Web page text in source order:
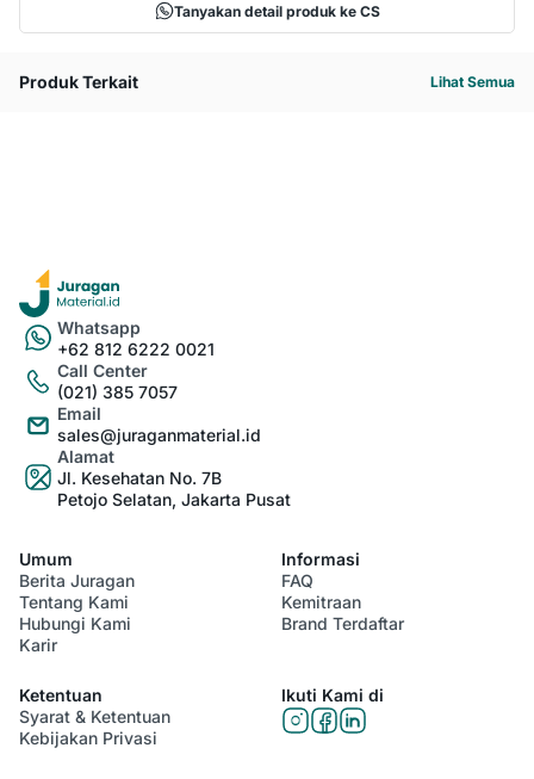
Tanyakan detail produk ke CS
Produk Terkait Lihat Semua
Whatsapp
+62 812 6222 0021
Call Center
(021) 385 7057
Email
sales@juraganmaterial.id
Alamat
Jl. Kesehatan No. 7B
Petojo Selatan, Jakarta Pusat
Umum
Berita Juragan
Tentang Kami
Hubungi Kami
Karir
Informasi
FAQ
Kemitraan
Brand Terdaftar
Ketentuan
Syarat & Ketentuan
Kebijakan Privasi
Ikuti Kami di